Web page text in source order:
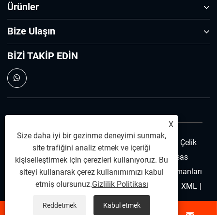
Ürünler
Bize Ulaşın
BİZİ TAKİP EDİN
Telif Hakkı © 2025 Ningbo Qihong Paslanmaz Çelik
Co., Ltd. - Paslanmaz Çelik Dübel Pimi, Hassas
Paslanmaz Çelik, Paslanmaz Çelik Bağlantı Elemanları
- Tüm Hakları saklıdır. Links | Sitemap XML |
Gizlilik Politikası
X
Size daha iyi bir gezinme deneyimi sunmak,
site trafiğini analiz etmek ve içeriği
kişiselleştirmek için çerezleri kullanıyoruz. Bu
siteyi kullanarak çerez kullanımımızı kabul
etmiş olursunuz.Gizlilik Politikası
Reddetmek Kabul etmek